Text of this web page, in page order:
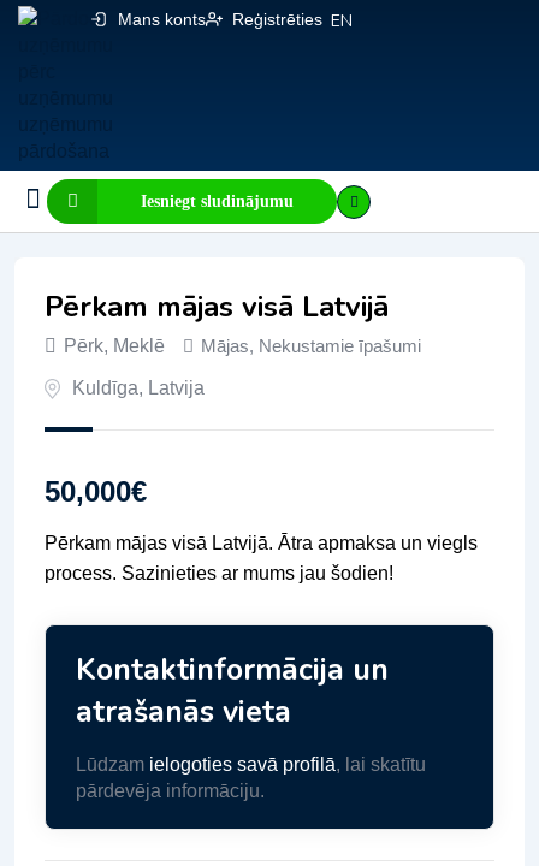
Mans konts Reģistrēties EN
Iesniegt sludinājumu
Pērkam mājas visā Latvijā
Pērk, Meklē Mājas, Nekustamie īpašumi
Kuldīga, Latvija
50,000€
Pērkam mājas visā Latvijā. Ātra apmaksa un viegls
process. Sazinieties ar mums jau šodien!
Kontaktinformācija un
atrašanās vieta
Lūdzam ielogoties savā profilā, lai skatītu
pārdevēja informāciju.